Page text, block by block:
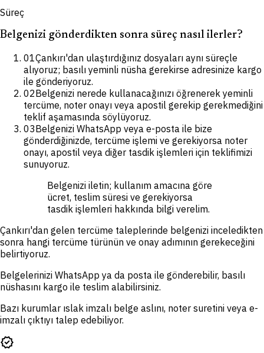
Süreç
Belgenizi gönderdikten sonra süreç nasıl ilerler?
01Çankırı'dan ulaştırdığınız dosyaları aynı süreçle
alıyoruz; basılı yeminli nüsha gerekirse adresinize kargo
ile gönderiyoruz.
02Belgenizi nerede kullanacağınızı öğrenerek yeminli
tercüme, noter onayı veya apostil gerekip gerekmediğini
teklif aşamasında söylüyoruz.
03Belgenizi WhatsApp veya e-posta ile bize
gönderdiğinizde, tercüme işlemi ve gerekiyorsa noter
onayı, apostil veya diğer tasdik işlemleri için teklifimizi
sunuyoruz.
Belgenizi iletin; kullanım amacına göre
ücret, teslim süresi ve gerekiyorsa
tasdik işlemleri hakkında bilgi verelim.
Çankırı'dan gelen tercüme taleplerinde belgenizi inceledikten
sonra hangi tercüme türünün ve onay adımının gerekeceğini
belirtiyoruz.
Belgelerinizi WhatsApp ya da posta ile gönderebilir, basılı
nüshasını kargo ile teslim alabilirsiniz.
Bazı kurumlar ıslak imzalı belge aslını, noter suretini veya e-
imzalı çıktıyı talep edebiliyor.
verified